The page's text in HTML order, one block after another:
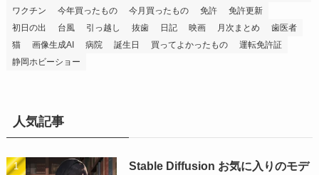
ワクチン
今年買ったもの 今月買ったもの 免許
免許更新
初日の出
台風 引っ越し 抜歯 日記 映画 月次まとめ
歯医者
猫
画像生成AI 病院 誕生日 買ってよかったもの
運転免許証
静岡ホビーショー
人気記事
Stable Diffusion お気に入りのモデ